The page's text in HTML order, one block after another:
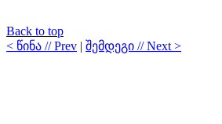
Back to top
< წინა // Prev | შემდეგი // Next >